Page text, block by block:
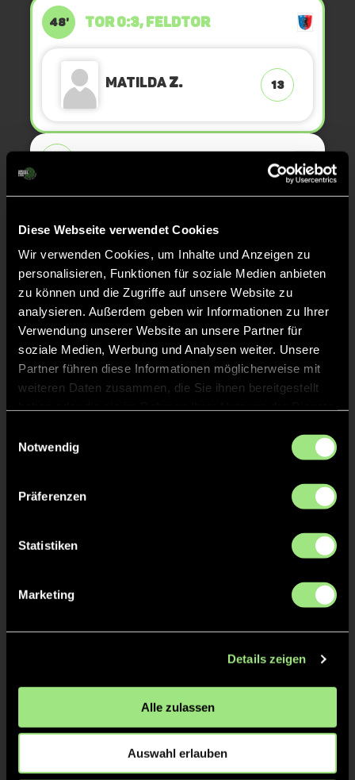
Diese Webseite verwendet Cookies
Wir verwenden Cookies, um Inhalte und Anzeigen zu
personalisieren, Funktionen für soziale Medien anbieten
zu können und die Zugriffe auf unsere Website zu
analysieren. Außerdem geben wir Informationen zu Ihrer
Verwendung unserer Website an unsere Partner für
soziale Medien, Werbung und Analysen weiter. Unsere
Partner führen diese Informationen möglicherweise mit
weiteren Daten zusammen, die Sie ihnen bereitgestellt
Notwendig
Präferenzen
Statistiken
Marketing
Details zeigen
Alle zulassen
Auswahl erlauben
48' TOR 0:3, FELDTOR
MatildaZ. 13
41' TOR 0:2, FELDTOR
MatildaZ. 13
36' ANPFIFF 4. Viertel
ANPFIFF 3. Viertel
ABPFIFF 2. Viertel